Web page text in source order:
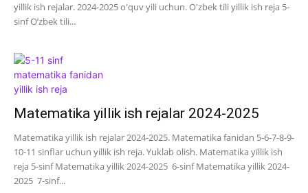
yillik ish rejalar. 2024-2025 o'quv yili uchun. O'zbek tili yillik ish reja 5-
sinf O’zbek tili...
Matematika yillik ish rejalar 2024-2025
Matematika yillik ish rejalar 2024-2025. Matematika fanidan 5-6-7-8-9-
10-11 sinflar uchun yillik ish reja. Yuklab olish. Matematika yillik ish
reja 5-sinf Matematika yillik 2024-2025 6-sinf Matematika yillik 2024-
2025 7-sinf...